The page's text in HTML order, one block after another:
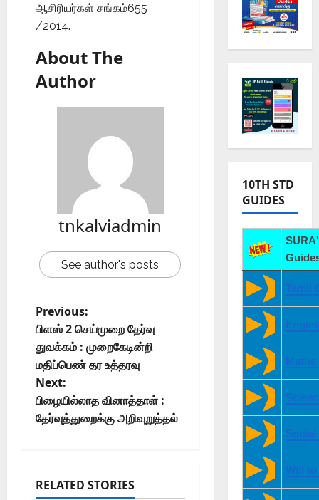
ஆசிரியர்கள் சங்கம்655
/2014.
About The
Author
tnkalviadmin
See author's posts
Previous:
பிளஸ் 2 செய்முறை தேர்வு
துவக்கம் : முறைகேடின்றி
மதிப்பெண் தர உத்தரவு
Next:
பிழையில்லாத வினாத்தாள் :
தேர்வுத்துறைக்கு அறிவுறுத்தல்
RELATED STORIES
10TH STD
GUIDES
Tamil
Maths
Social
Will to